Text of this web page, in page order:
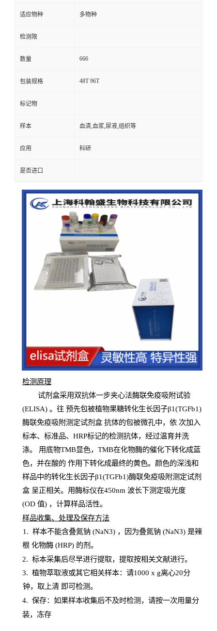
适应物种 多物种
检测限
数量 666
包装规格 48T 96T
标记物
样本 血清,血浆,尿液,组织等
应用 科研
是否进口
检测原理
试剂盒采用双抗体一步夹心法酶联免疫吸附试验
(ELISA) 。往 预先包被植物果糖转化生长因子β1(TGFb1)
酶联免疫吸附测定试剂盒抗体的包被微孔中，依 次加入
标本、标准品、 HRP标记的检测抗体，经过温育并洗
涤。 用底物TMB显色， TMB在化物酶的催化下转化成蓝
色，并在酸的 作用下转化成最终的黄色。颜色的深浅和
样品中的转化生长因子β1(TGFb1)酶联免疫吸附测定试剂
盒呈正相关。用酶标仪在450nm 波长下测定吸光度
(OD 值) ，计算样品活性。
样品收集、处理及保存方法
1 . 样本不能含叠氮钠(NaN3) ，因为叠氮钠 (NaN3) 是辣
根 化物酶(HRP) 的剂。
2. 标本采集后尽早进行提取，提取按相关文献进行。
3. 植物萃取液或其它相关样本：请1000 x g离心20分
钟，取上清 即可检测。
4. 保存：如果样本收集后不及时检测，请按一次用量分
装，冻存